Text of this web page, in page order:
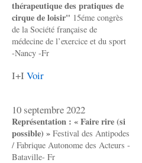
thérapeutique des pratiques de
cirque de loisir" 15éme congrès
de la Société française de
médecine de l’exercice et du sport
-Nancy -Fr
I+I Voir
10 septembre 2022
Représentation : « Faire rire (si
possible) » Festival des Antipodes
/ Fabrique Autonome des Acteurs -
Bataville- Fr